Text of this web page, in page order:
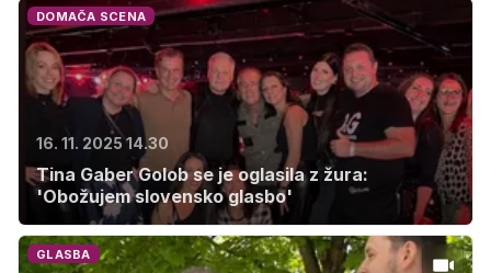
DOMAČA SCENA
16. 11. 2025 14.30
Tina Gaber Golob se je oglasila z žura:
'Obožujem slovensko glasbo'
GLASBA